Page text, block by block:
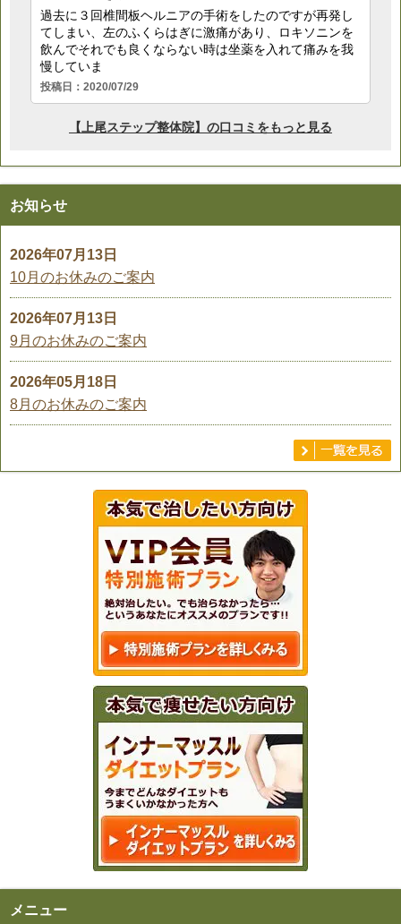
お知らせ
2026年07月13日
10月のお休みのご案内
2026年07月13日
9月のお休みのご案内
2026年05月18日
8月のお休みのご案内
メニュー